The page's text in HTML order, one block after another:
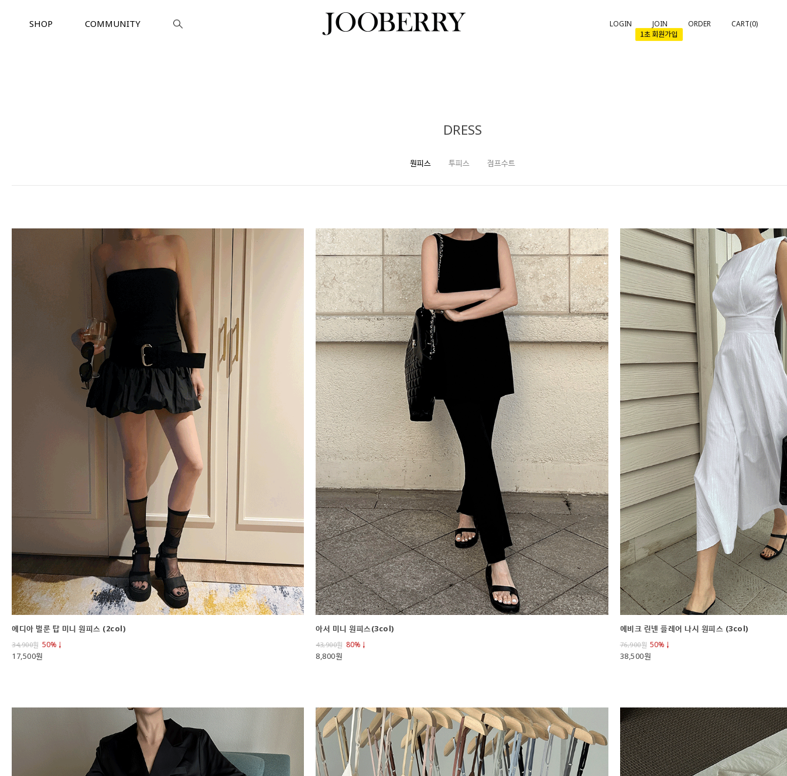
SHOP COMMUNITY LOGIN JOIN ORDER CART(0)
DRESS
원피스 투피스 점프수트
에디아 벌룬 탑 미니 원피스 (2col)
34,900원 50%↓
17,500원
아서 미니 원피스(3col)
43,900원 80%↓
8,800원
에비크 린넨 플레어 나시 원피스 (3col)
76,900원 50%↓
38,500원